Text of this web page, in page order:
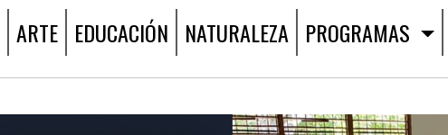
ARTE EDUCACIÓN NATURALEZA PROGRAMAS